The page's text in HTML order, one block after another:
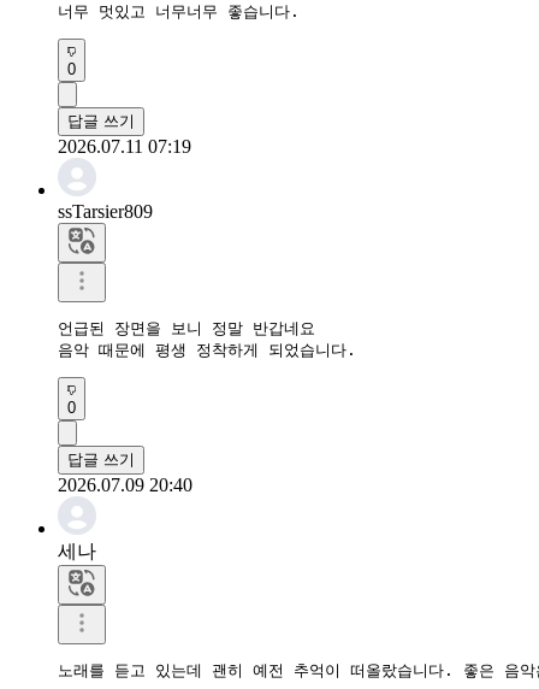
너무 멋있고 너무너무 좋습니다.
0
답글 쓰기
2026.07.11 07:19
ssTarsier809
언급된 장면을 보니 정말 반갑네요
음악 때문에 평생 정착하게 되었습니다.
0
답글 쓰기
2026.07.09 20:40
세나
노래를 듣고 있는데 괜히 예전 추억이 떠올랐습니다. 좋은 음